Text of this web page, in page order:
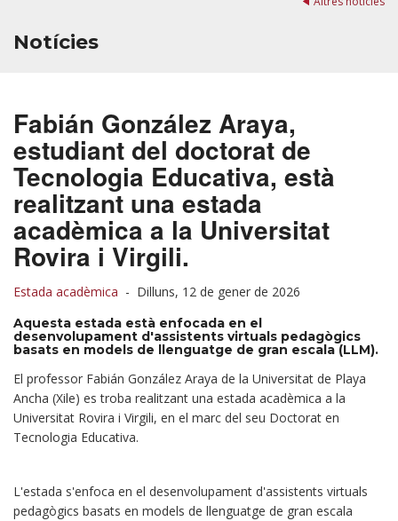
Notícies
Fabián González Araya,
estudiant del doctorat de
Tecnologia Educativa, està
realitzant una estada
acadèmica a la Universitat
Rovira i Virgili.
Estada acadèmica - Dilluns, 12 de gener de 2026
Aquesta estada està enfocada en el
desenvolupament d'assistents virtuals pedagògics
basats en models de llenguatge de gran escala (LLM).
El professor Fabián González Araya de la Universitat de Playa
Ancha (Xile) es troba realitzant una estada acadèmica a la
Universitat Rovira i Virgili, en el marc del seu Doctorat en
Tecnologia Educativa.
L'estada s'enfoca en el desenvolupament d'assistents virtuals
pedagògics basats en models de llenguatge de gran escala